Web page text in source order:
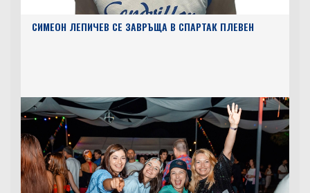
СИМЕОН ЛЕПИЧЕВ СЕ ЗАВРЪЩА В СПАРТАК ПЛЕВЕН